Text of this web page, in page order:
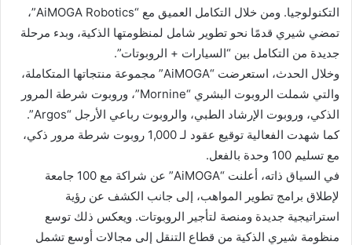
التكنولوجيا. ومن خلال التكامل العميق مع “AiMOGA Robotics”،
تمضي شيري قدمًا نحو تطوير شامل لمنظومتها الذكية، وبدء مرحلة
جديدة من التكامل بين “السيارات + الروبوتات”.
وخلال الحدث، استعرضت “AiMOGA” مجموعة منتجاتها المتكاملة،
والتي شملت الروبوت البشري “Mornine”، وروبوت شرطة المرور
الذكي، وروبوت الإرشاد الطبي، والروبوت رباعي الأرجل “Argos”.
كما شهدت الفعالية توقيع عقود لـ 1,000 روبوت شرطة مرور ذكي،
مع تسليم 100 وحدة بالفعل.
في السياق ذاته، أعلنت “AiMOGA” عن شراكة مع 100 جامعة
لإطلاق برامج تطوير المواهب، إلى جانب الكشف عن رؤية
استراتيجية جديدة ومنصة لتأجير الروبوتات. ويعكس ذلك توسع
منظومة شيري الذكية من قطاع التنقل إلى مجالات أوسع تشمل